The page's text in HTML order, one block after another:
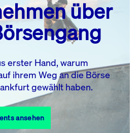
1
2
6 7 8
13 14
20 21 22
23
27 28
über
erster Hand, warum
ihrem Weg an die Börse
gewählt haben.
ansehen